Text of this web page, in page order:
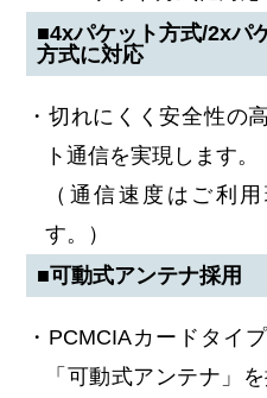
■4xパケット方式/2xパ
方式に対応
・切れにくく安全性の
ト通信を実現します。
（通信速度はご利
す。）
■可動式アンテナ採用
・PCMCIAカードタイ
「可動式アンテナ」